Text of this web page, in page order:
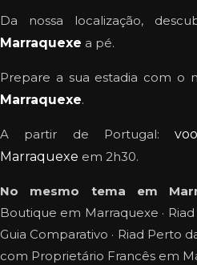
Da nossa localização,
Marraquexe a pé.
Prepare a sua estadia com o
Marraquexe.
A partir de Portugal:
Marraquexe em 2h30.
No mesmo tema em
Boutique em Marraquexe ·
Guia Comparativo · Riad Perto
com Proprietário Francês em